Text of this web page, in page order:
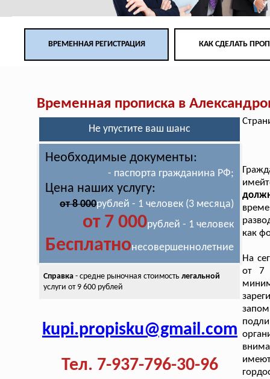
ВРЕМЕННАЯ РЕГИСТРАЦИЯ КАК СДЕЛАТЬ
Временная прописка в
Не упустите ваш шанс
Необходимые документы:
- паспорта гражданина РФ;
Цена наших услугу:
от 8 000рублей - 1 человек (3 месяца)
от 7 000рублей - 1 человек
Бесплатнонесовершеннолетние
Справка - средне рыночная стоимостьлегальной
услуги от 9 600 рублей
kupi.propisku@gmail.com
Тел. 7-937-796-30-96
как
На
от 7